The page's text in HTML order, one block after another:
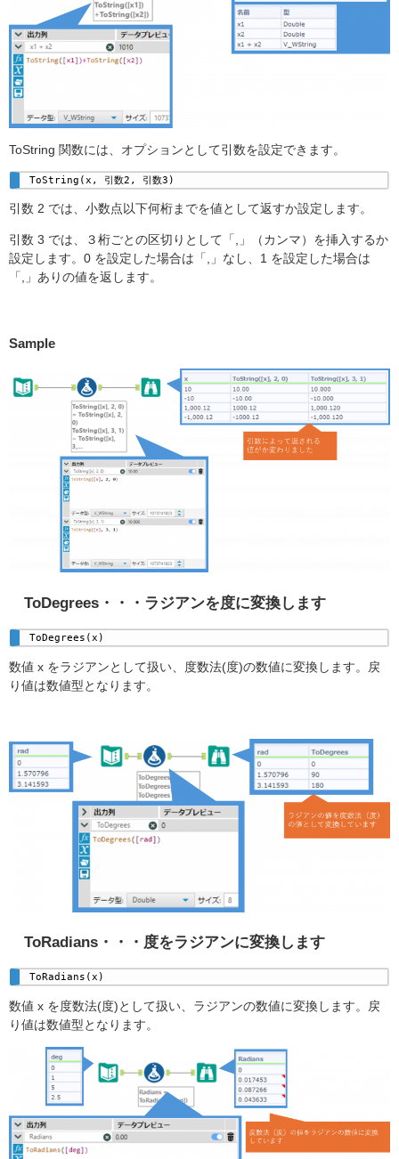
ToString 関数には、オプションとして引数を設定できます。
ToString(x, 引数2, 引数3)
引数 2 では、小数点以下何桁までを値として返すか設定します。
引数 3 では、３桁ごとの区切りとして「,」（カンマ）を挿入するか
設定します。0 を設定した場合は「,」なし、1 を設定した場合は
「,」ありの値を返します。
Sample
ToDegrees・・・ラジアンを度に変換します
ToDegrees(x)
数値 x をラジアンとして扱い、度数法(度)の数値に変換します。戻
り値は数値型となります。
ToRadians・・・度をラジアンに変換します
ToRadians(x)
数値 x を度数法(度)​として扱い、ラジアンの数値に変換します。戻
り値は数値型となります。